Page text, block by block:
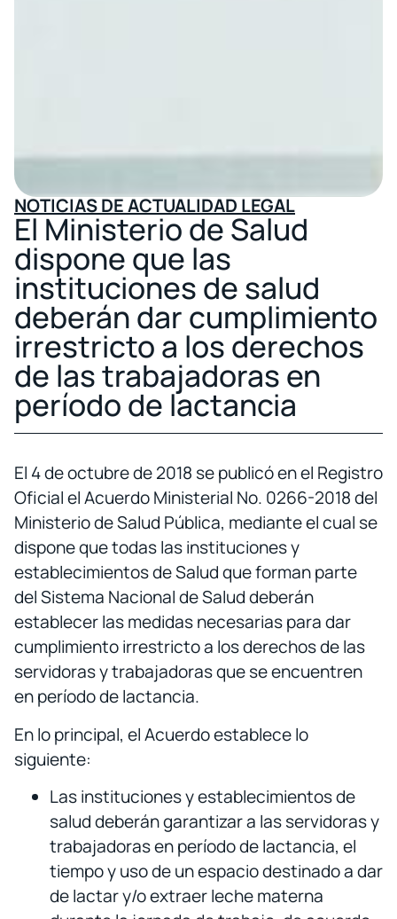
NOTICIAS DE ACTUALIDAD LEGAL
El Ministerio de Salud
dispone que las
instituciones de salud
deberán dar cumplimiento
irrestricto a los derechos
de las trabajadoras en
período de lactancia
El 4 de octubre de 2018 se publicó en el Registro
Oficial el Acuerdo Ministerial No. 0266-2018 del
Ministerio de Salud Pública, mediante el cual se
dispone que todas las instituciones y
establecimientos de Salud que forman parte
del Sistema Nacional de Salud deberán
establecer las medidas necesarias para dar
cumplimiento irrestricto a los derechos de las
servidoras y trabajadoras que se encuentren
en período de lactancia.
En lo principal, el Acuerdo establece lo
siguiente:
Las instituciones y establecimientos de
salud deberán garantizar a las servidoras y
trabajadoras en período de lactancia, el
tiempo y uso de un espacio destinado a dar
de lactar y/o extraer leche materna